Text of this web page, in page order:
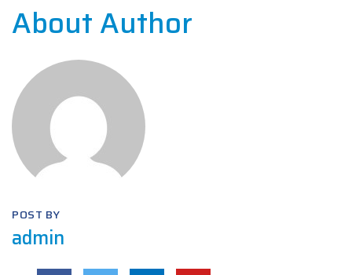
About Author
POST BY
admin